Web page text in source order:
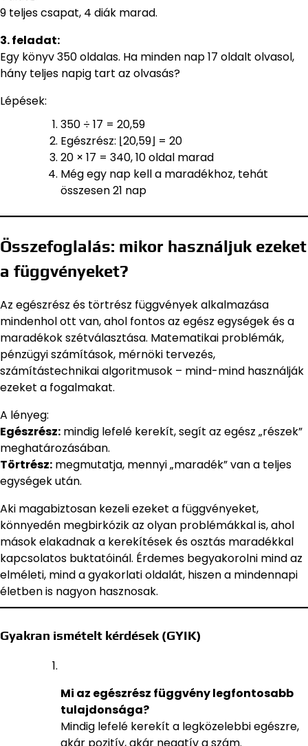
9 teljes csapat, 4 diák marad.
3. feladat:
Egy könyv 350 oldalas. Ha minden nap 17 oldalt olvasol,
hány teljes napig tart az olvasás?
Lépések:
350 ÷ 17 = 20,59
Egészrész: ⌊20,59⌋ = 20
20 × 17 = 340, 10 oldal marad
Még egy nap kell a maradékhoz, tehát
összesen 21 nap
Összefoglalás: mikor használjuk ezeket
a függvényeket?
Az egészrész és törtrész függvények alkalmazása
mindenhol ott van, ahol fontos az egész egységek és a
maradékok szétválasztása. Matematikai problémák,
pénzügyi számítások, mérnöki tervezés,
számítástechnikai algoritmusok – mind-mind használják
ezeket a fogalmakat.
A lényeg:
Egészrész: mindig lefelé kerekít, segít az egész „részek”
meghatározásában.
Törtrész: megmutatja, mennyi „maradék” van a teljes
egységek után.
Aki magabiztosan kezeli ezeket a függvényeket,
könnyedén megbirkózik az olyan problémákkal is, ahol
mások elakadnak a kerekítések és osztás maradékkal
kapcsolatos buktatóinál. Érdemes begyakorolni mind az
elméleti, mind a gyakorlati oldalát, hiszen a mindennapi
életben is nagyon hasznosak.
Gyakran ismételt kérdések (GYIK)
Mi az egészrész függvény legfontosabb
tulajdonsága?
Mindig lefelé kerekít a legközelebbi egészre,